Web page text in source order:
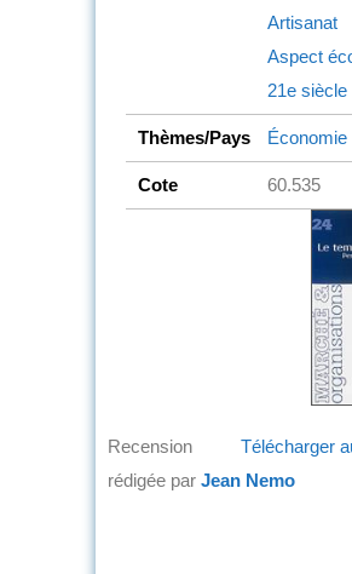
Artisanat
Aspect
21e siècle
Thèmes/Pays Économie
Cote 60.535
Télécharger
Recension
rédigée par Jean Nemo